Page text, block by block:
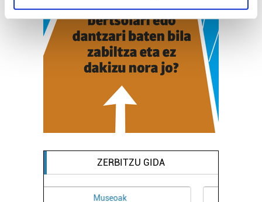
specific characteristics (fingerprinting)
Find out more about how your personal data is processed
and set your preferences in thedetails section
Guk eta gure bazkideek zure datu pertsonalak
prozesatzen ditugu, zure IP zenbakia, besteak beste,
teknologia erabiliz, cookieak adibidez, iragarki eta eduki
pertsonalizatuak eskaintzeko, iragarkiak eta edukia
neurtzeko, jendeari buruzko informazioa biltzeko eta
erabiltzen dituen hauta dezakezu.
interes komertzial legitimoetan babesten dira. Ikusi gure
ZERBITZU GIDA
Osasungintza